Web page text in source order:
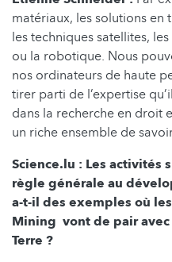
matériaux, les solutions en
les techniques satellites,
ou la robotique. Nous
nos ordinateurs de haute
tirer parti de l’expertise
dans la recherche en droit
un riche ensemble de
Science.lu : Les activités
règle générale au
a-t-il des exemples où
Mining vont de pair
Terre ?